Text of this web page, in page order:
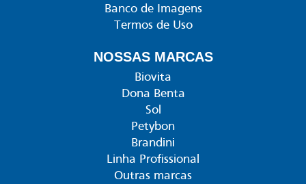
Banco de Imagens
Termos de Uso
NOSSAS MARCAS
Biovita
Dona Benta
Sol
Petybon
Brandini
Linha Profissional
Outras marcas